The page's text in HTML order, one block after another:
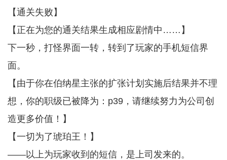
【通关失败】
【正在为您的通关结果生成相应剧情中……】
下一秒，打怪界面一转，转到了玩家的手机短信界
面。
【由于你在伯纳星主张的扩张计划实施后结果并不理
想，你的职级已被降为：p39，请继续努力为公司创
造更多价值！】
【一切为了琥珀王！】
——以上为玩家收到的短信，是上司发来的。